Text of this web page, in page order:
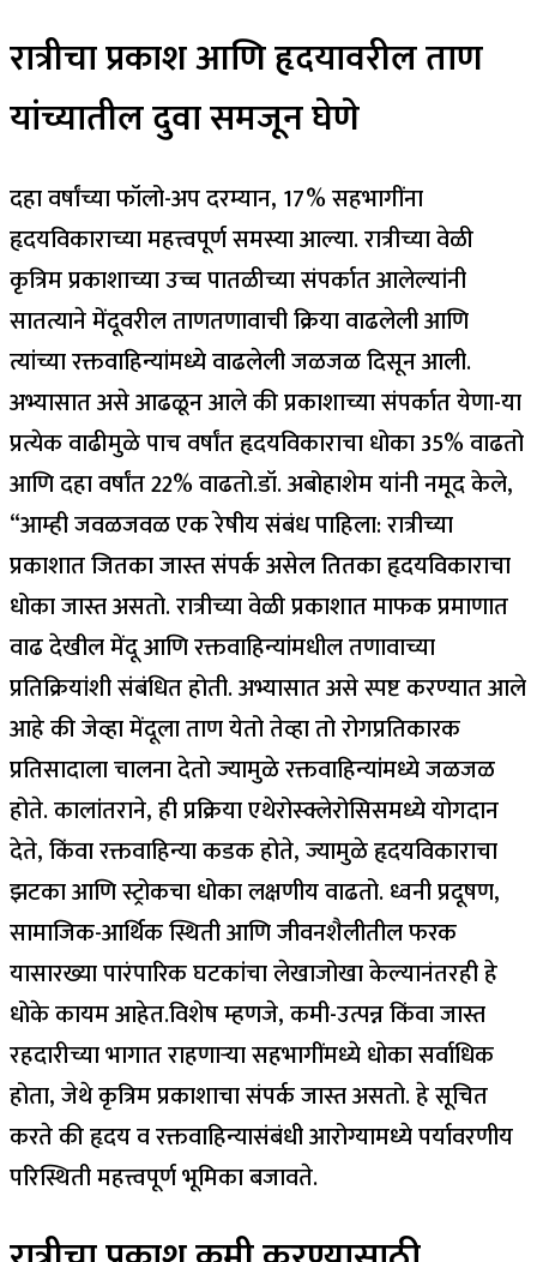
रात्रीचा प्रकाश आणि हृदयावरील ताण
यांच्यातील दुवा समजून घेणे
दहा वर्षांच्या फॉलो-अप दरम्यान, 17% सहभागींना
हृदयविकाराच्या महत्त्वपूर्ण समस्या आल्या.रात्रीच्या वेळी
कृत्रिम प्रकाशाच्या उच्च पातळीच्या संपर्कात आलेल्यांनी
सातत्याने मेंदूवरील ताणतणावाची क्रिया वाढलेली आणि
त्यांच्या रक्तवाहिन्यांमध्ये वाढलेली जळजळ दिसून आली.
अभ्यासात असे आढळून आले की प्रकाशाच्या संपर्कात येणा-या
प्रत्येक वाढीमुळे पाच वर्षांत हृदयविकाराचा धोका 35% वाढतो
आणि दहा वर्षांत 22% वाढतो.डॉ. अबोहाशेम यांनी नमूद केले,
“आम्ही जवळजवळ एक रेषीय संबंध पाहिला: रात्रीच्या
प्रकाशात जितका जास्त संपर्क असेल तितका हृदयविकाराचा
धोका जास्त असतो.रात्रीच्या वेळी प्रकाशात माफक प्रमाणात
वाढ देखील मेंदू आणि रक्तवाहिन्यांमधील तणावाच्या
प्रतिक्रियांशी संबंधित होती. अभ्यासात असे स्पष्ट करण्यात आले
आहे की जेव्हा मेंदूला ताण येतो तेव्हा तो रोगप्रतिकारक
प्रतिसादाला चालना देतो ज्यामुळे रक्तवाहिन्यांमध्ये जळजळ
होते. कालांतराने, ही प्रक्रिया एथेरोस्क्लेरोसिसमध्ये योगदान
देते, किंवा रक्तवाहिन्या कडक होते, ज्यामुळे हृदयविकाराचा
झटका आणि स्ट्रोकचा धोका लक्षणीय वाढतो.ध्वनी प्रदूषण,
सामाजिक-आर्थिक स्थिती आणि जीवनशैलीतील फरक
यासारख्या पारंपारिक घटकांचा लेखाजोखा केल्यानंतरही हे
धोके कायम आहेत.विशेष म्हणजे, कमी-उत्पन्न किंवा जास्त
रहदारीच्या भागात राहणाऱ्या सहभागींमध्ये धोका सर्वाधिक
होता, जेथे कृत्रिम प्रकाशाचा संपर्क जास्त असतो. हे सूचित
करते की हृदय व रक्तवाहिन्यासंबंधी आरोग्यामध्ये पर्यावरणीय
परिस्थिती महत्त्वपूर्ण भूमिका बजावते.